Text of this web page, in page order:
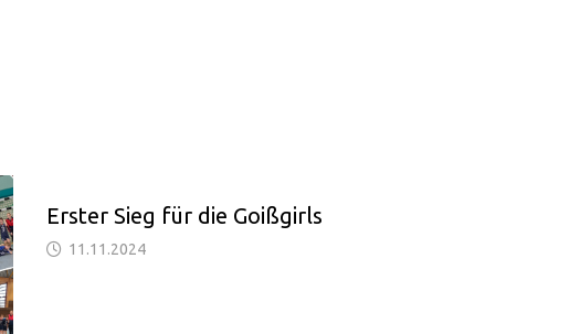
Erster Sieg für die Goißgirls
11.11.2024